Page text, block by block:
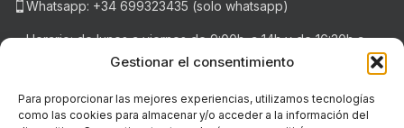
Gestionar el consentimiento
Para proporcionar las mejores experiencias, utilizamos tecnologías
como las cookies para almacenar y/o acceder a la información del
Whatsapp: +34 699323435 (solo whatsapp)
Horario: de lunes a viernes de 9:00h. a 14h y de 16:30h a
20:30h . Sábados de 9:00h a 14:00h.